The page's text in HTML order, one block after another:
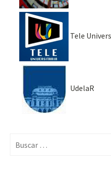
Tele
UdelaR